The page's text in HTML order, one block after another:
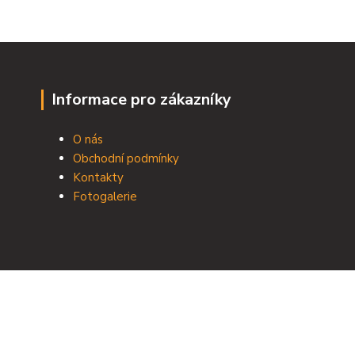
Informace pro zákazníky
O nás
Obchodní podmínky
Kontakty
Fotogalerie